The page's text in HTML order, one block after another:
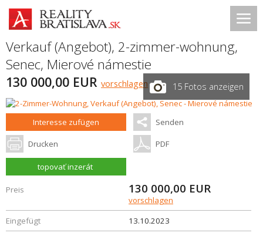
Verkauf (Angebot), 2-zimmer-wohnung,
Senec, Mierové námestie
130 000,00 EUR vorschlagen 15 Fotos anzeigen
Interesse zufügen Senden
Drucken PDF
topovať inzerát
Preis 130 000,00 EUR
vorschlagen
Eingefügt
13.10.2023